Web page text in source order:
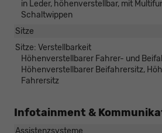
in Leder, höhenverstellbar, mit
Schaltwippen
Sitze
Sitze: Verstellbarkeit
Höhenverstellbarer Fahrer- und
Höhenverstellbarer Beifahrersitz,
Fahrersitz
Infotainment &